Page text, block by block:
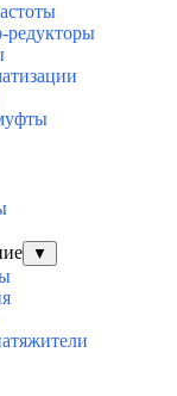
редукторы
▼